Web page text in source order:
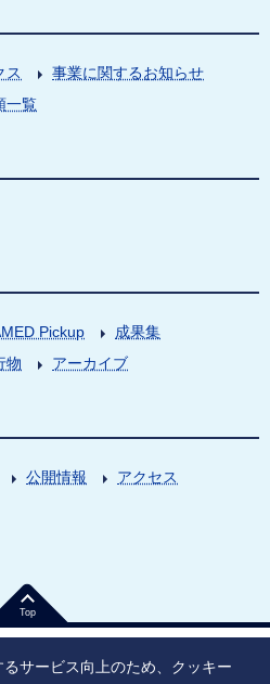
ス
事業に関するお知らせ
一覧
Pickup
成果集
物
アーカイブ
公開情報
アクセス
Top
サービス向上のため、クッキー